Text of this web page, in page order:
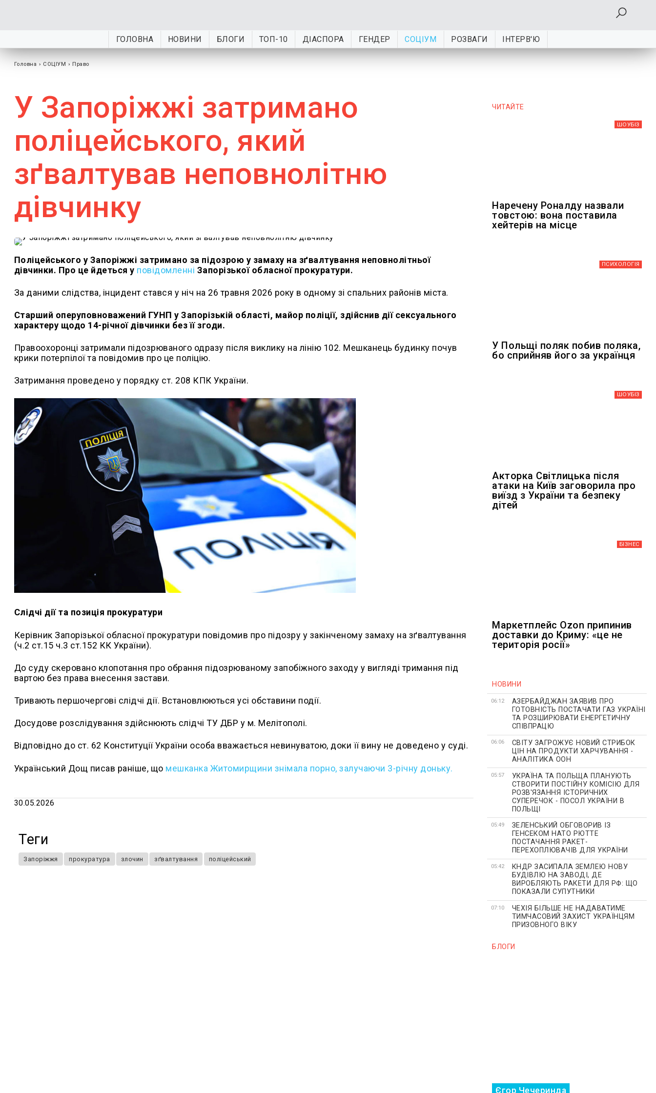
ГОЛОВНА НОВИНИ БЛОГИ ТОП-10 ДІАСПОРА ГЕНДЕР СОЦІУМ РОЗВАГИ ІНТЕРВ'Ю
Головна › СОЦІУМ › Право
У Запоріжжі затримано
поліцейського, який
зґвалтував неповнолітню
дівчинку
Поліцейського у Запоріжжі затримано за підозрою у замаху на зґвалтування неповнолітньої
дівчинки. Про це йдеться у повідомленні Запорізької обласної прокуратури.
За даними слідства, інцидент стався у ніч на 26 травня 2026 року в одному зі спальних районів міста.
Старший оперуповноважений ГУНП у Запорізькій області, майор поліції, здійснив дії сексуального
характеру щодо 14-річної дівчинки без її згоди.
Правоохоронці затримали підозрюваного одразу після виклику на лінію 102. Мешканець будинку почув
крики потерпілої та повідомив про це поліцію.
Затримання проведено у порядку ст. 208 КПК України.
Слідчі дії та позиція прокуратури
Керівник Запорізької обласної прокуратури повідомив про підозру у закінченому замаху на зґвалтування
(ч.2 ст.15 ч.3 ст.152 КК України).
До суду скеровано клопотання про обрання підозрюваному запобіжного заходу у вигляді тримання під
вартою без права внесення застави.
Тривають першочергові слідчі дії. Встановлюються усі обставини події.
Досудове розслідування здійснюють слідчі ТУ ДБР у м. Мелітополі.
Відповідно до ст. 62 Конституції України особа вважається невинуватою, доки її вину не доведено у суді.
Український Дощ писав раніше, що мешканка Житомирщини знімала порно, залучаючи 3-річну доньку.
30.05.2026
Теги
Запоріжжя прокуратура злочин зґвалтування поліцейський
ЧИТАЙТЕ
ШОУБIЗ
Наречену Роналду назвали
товстою: вона поставила
хейтерів на місце
ПСИХОЛОГІЯ
У Польщі поляк побив поляка,
бо сприйняв його за українця
ШОУБIЗ
Акторка Світлицька після
атаки на Київ заговорила про
виїзд з України та безпеку
дітей
БІЗНЕС
Маркетплейс Ozon припинив
доставки до Криму: «це не
територія росії»
НОВИНИ
06:12
АЗЕРБАЙДЖАН ЗАЯВИВ ПРО
ГОТОВНІСТЬ ПОСТАЧАТИ ГАЗ УКРАЇНІ
ТА РОЗШИРЮВАТИ ЕНЕРГЕТИЧНУ
СПІВПРАЦЮ
06:06
СВІТУ ЗАГРОЖУЄ НОВИЙ СТРИБОК
ЦІН НА ПРОДУКТИ ХАРЧУВАННЯ -
АНАЛІТИКА ООН
05:57
УКРАЇНА ТА ПОЛЬЩА ПЛАНУЮТЬ
СТВОРИТИ ПОСТІЙНУ КОМІСІЮ ДЛЯ
РОЗВ'ЯЗАННЯ ІСТОРИЧНИХ
СУПЕРЕЧОК - ПОСОЛ УКРАЇНИ В
ПОЛЬЩІ
05:49
ЗЕЛЕНСЬКИЙ ОБГОВОРИВ ІЗ
ГЕНСЕКОМ НАТО РЮТТЕ
ПОСТАЧАННЯ РАКЕТ-
ПЕРЕХОПЛЮВАЧІВ ДЛЯ УКРАЇНИ
05:42
КНДР ЗАСИПАЛА ЗЕМЛЕЮ НОВУ
БУДІВЛЮ НА ЗАВОДІ, ДЕ
ВИРОБЛЯЮТЬ РАКЕТИ ДЛЯ РФ: ЩО
ПОКАЗАЛИ СУПУТНИКИ
07:10
ЧЕХІЯ БІЛЬШЕ НЕ НАДАВАТИМЕ
ТИМЧАСОВИЙ ЗАХИСТ УКРАЇНЦЯМ
ПРИЗОВНОГО ВІКУ
БЛОГИ
Єгор Чечеринда